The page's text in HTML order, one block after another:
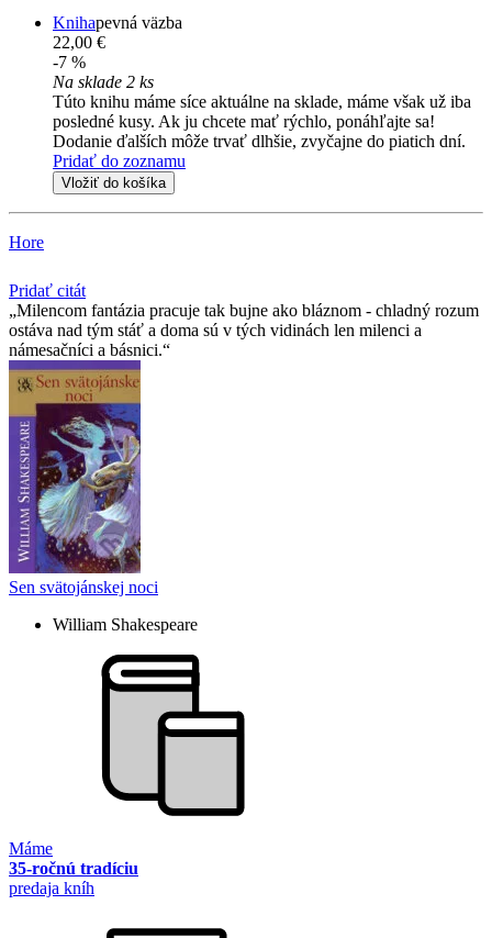
Knihapevná väzba
22,00 €
-7 %
Na sklade 2 ks
Túto knihu máme síce aktuálne na sklade, máme však už iba
posledné kusy. Ak ju chcete mať rýchlo, ponáhľajte sa!
Dodanie ďalších môže trvať dlhšie, zvyčajne do piatich dní.
Pridať do zoznamu
Vložiť do košíka
Hore
Pridať citát
Milencom fantázia pracuje tak bujne ako bláznom - chladný rozum
ostáva nad tým stáť a doma sú v tých vidinách len milenci a
námesačníci a básnici.
Sen svätojánskej noci
William Shakespeare
Máme
35-ročnú tradíciu
predaja kníh